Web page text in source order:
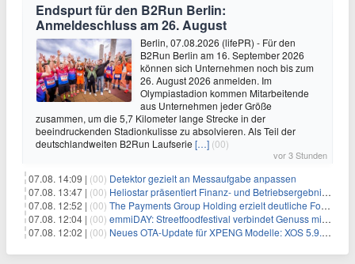
Endspurt für den B2Run Berlin:
Anmeldeschluss am 26. August
Berlin, 07.08.2026 (lifePR) - Für den
B2Run Berlin am 16. September 2026
können sich Unternehmen noch bis zum
26. August 2026 anmelden. Im
Olympiastadion kommen Mitarbeitende
aus Unternehmen jeder Größe
zusammen, um die 5,7 Kilometer lange Strecke in der
beeindruckenden Stadionkulisse zu absolvieren. Als Teil der
deutschlandweiten B2Run Laufserie […] (00)
vor 3 Stunden
07.08. 14:09 | (00) Detektor gezielt an Messaufgabe anpassen
07.08. 13:47 | (00) Heliostar präsentiert Finanz- und Betriebsergebnis für das zweite Quartal 2026 mit Goldproduktion und Barreserven in Rekordhöhe
07.08. 12:52 | (00) The Payments Group Holding erzielt deutliche Fortschritte bei ihren AI-Projekten
07.08. 12:04 | (00) emmiDAY: Streetfoodfestival verbindet Genuss mit Engagement gegen Brustkrebs
07.08. 12:02 | (00) Neues OTA-Update für XPENG Modelle: XOS 5.9.5 erweitert Sicherheits-, Lade- und Komfortfunktionen